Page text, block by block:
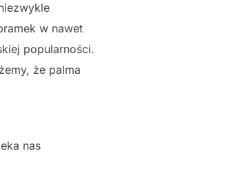
w nawet
popularności.
że palma
nas